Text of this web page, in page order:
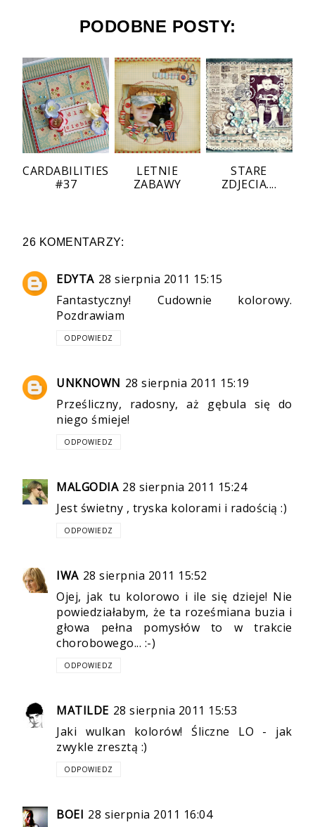
PODOBNE POSTY:
CARDABILITIES
#37
LETNIE
ZABAWY
STARE
ZDJECIA....
26 KOMENTARZY:
EDYTA 28 sierpnia 2011 15:15
Fantastyczny! Cudownie kolorowy.
Pozdrawiam
ODPOWIEDZ
UNKNOWN 28 sierpnia 2011 15:19
Prześliczny, radosny, aż gębula się do
niego śmieje!
ODPOWIEDZ
MALGODIA 28 sierpnia 2011 15:24
Jest świetny , tryska kolorami i radością :)
ODPOWIEDZ
IWA 28 sierpnia 2011 15:52
Ojej, jak tu kolorowo i ile się dzieje! Nie
powiedziałabym, że ta roześmiana buzia i
głowa pełna pomysłów to w trakcie
chorobowego... :-)
ODPOWIEDZ
MATILDE 28 sierpnia 2011 15:53
Jaki wulkan kolorów! Śliczne LO - jak
zwykle zresztą :)
ODPOWIEDZ
BOEI 28 sierpnia 2011 16:04